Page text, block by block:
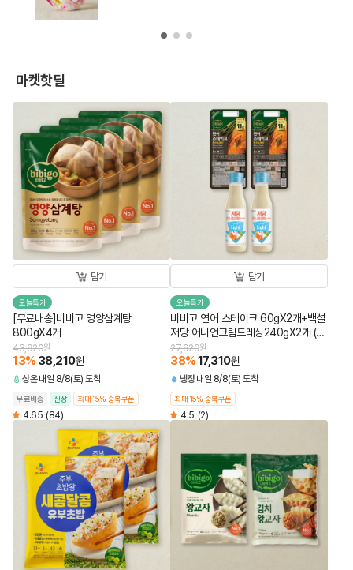
마켓핫딜
담기
오늘특가
[무료배송]비비고 영양삼계탕
800gX4개
43,920원
13% 38,210원
상온 내일 8/8(토) 도착
무료배송 신상 최대 15% 중복쿠폰
4.65 (84)
담기
오늘특가
비비고 연어 스테이크 60gX2개+백설
저당 어니언크림드레싱240gX2개 (총
4개)
27,920원
38%17,310원
냉장 내일 8/8(토) 도착
최대 15% 중복쿠폰
4.5 (2)